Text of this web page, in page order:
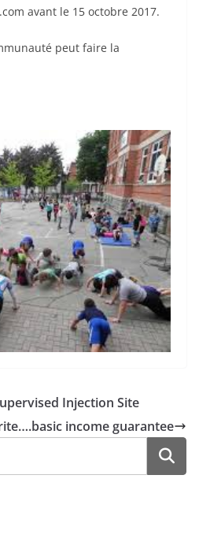
avant le 15 octobre 2017.
peut faire la
Injection Site
income guarantee